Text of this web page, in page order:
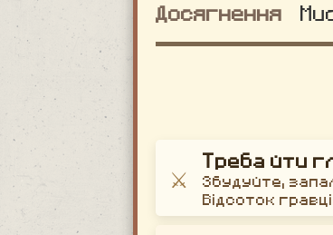
Досягнення
⚔️
Треба йти
Збудуйте,
Відсоток